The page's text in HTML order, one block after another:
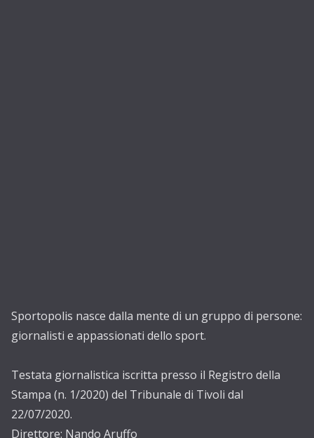
Sportopolis nasce dalla mente di un gruppo di persone:
giornalisti e appassionati dello sport.
Testata giornalistica iscritta presso il Registro della
Stampa (n. 1/2020) del Tribunale di Tivoli dal
22/07/2020.
Direttore: Nando Aruffo